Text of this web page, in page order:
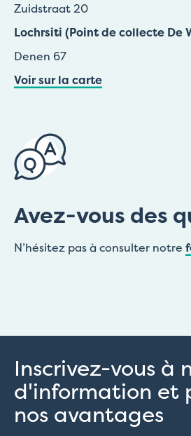
Zuidstraat 20
Lochrsiti (Point de collecte De
Denen 67
Voir sur la carte
Avez-vous des
N’hésitez pas à consulter notre
Inscrivez-vous à
d'information et
nos avantages